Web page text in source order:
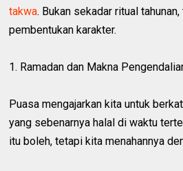
takwa. Bukan sekadar ritual
pembentukan karakter.
1. Ramadan dan Makna
Puasa mengajarkan kita untuk
yang sebenarnya halal di waktu
itu boleh, tetapi kita menahannya